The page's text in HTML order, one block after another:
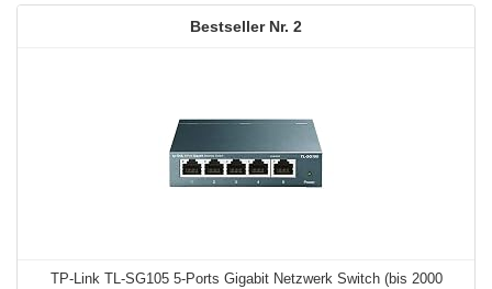
2
TP-Link TL-SG105 5-Ports Gigabit Netzwerk Switch (bis 2000